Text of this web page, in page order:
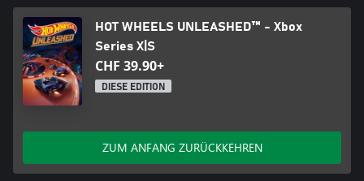
HOT WHEELS UNLEASHED™ - Xbox
Series X|S
CHF 39.90+
DIESE EDITION
ZUM ANFANG ZURÜCKKEHREN